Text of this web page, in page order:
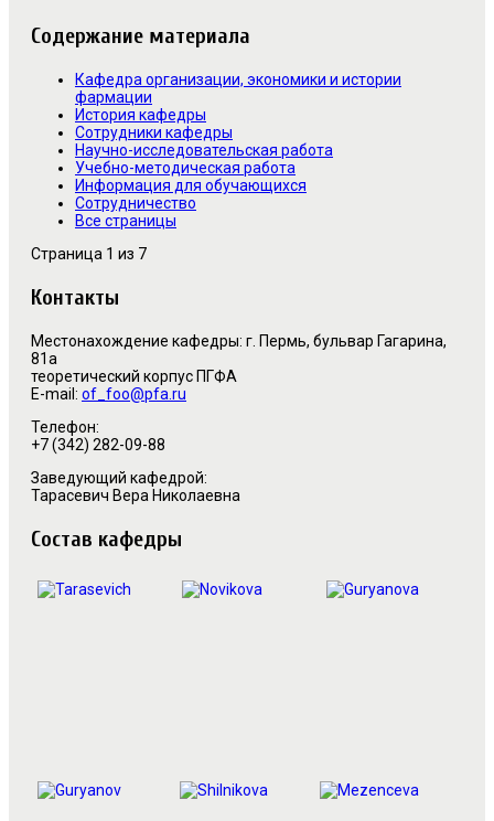
Содержание материала
Кафедра организации, экономики и истории
фармации
История кафедры
Сотрудники кафедры
Научно-исследовательская работа
Учебно-методическая работа
Информация для обучающихся
Сотрудничество
Все страницы
Страница 1 из 7
Контакты
Местонахождение кафедры: г. Пермь, бульвар Гагарина,
81a
теоретический корпус ПГФА
E-mail: of_foo@pfa.ru
Телефон:
+7 (342) 282-09-88
Заведующий кафедрой:
Тарасевич Вера Николаевна
Состав кафедры